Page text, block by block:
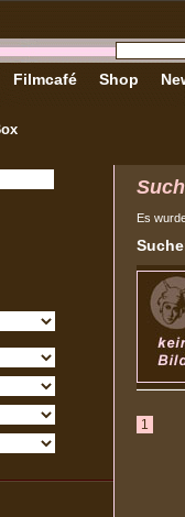
Filmcafé Shop
Es
1